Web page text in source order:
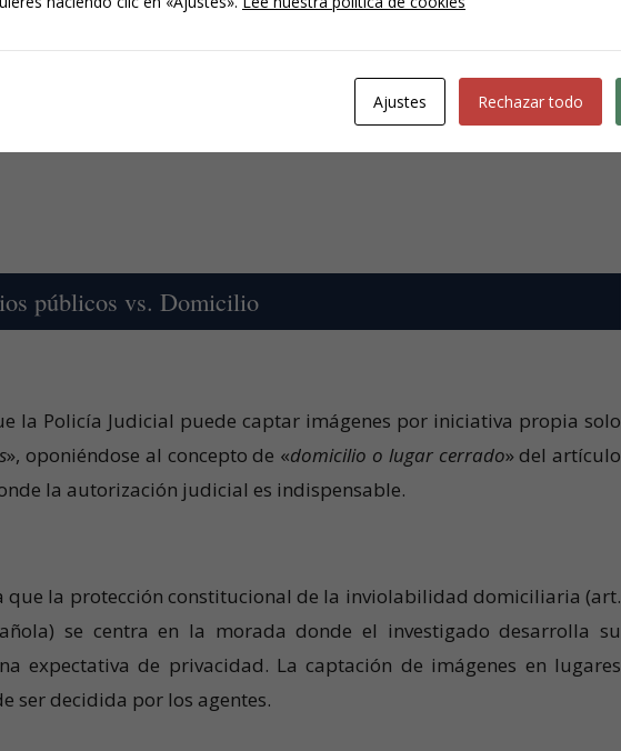
la queja relativa al uso del dron, en el contexto del artículo 588
Criminal (LECrim), que regula la «
la Policía Judicial. Este precepto sirve de base para el uso de drones
públicos vs. Domicilio
la Policía Judicial puede captar imágenes por iniciativa propia solo
», oponiéndose al concepto de «domicilio o lugar cerrado» del artículo
la autorización judicial es indispensable.
que la protección constitucional de la inviolabilidad domiciliaria (art.
se centra en la morada donde el investigado desarrolla su
expectativa de privacidad. La captación de imágenes en lugares
ser decidida por los agentes.
Ajustes Rechazar todo